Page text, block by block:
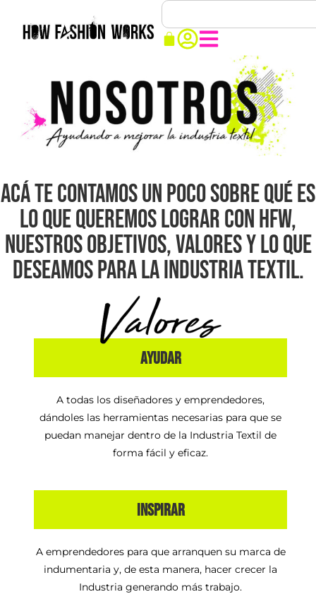
Acá te contamos un poco sobre qué es
lo que queremos lograr con HFW,
nuestros objetivos, valores y lo que
deseamos para la Industria Textil.
AYUDAR
A todas los diseñadores y emprendedores,
dándoles las herramientas necesarias para que se
puedan manejar dentro de la Industria Textil de
forma fácil y eficaz.
INSPIRAR
A emprendedores para que arranquen su marca de
indumentaria y, de esta manera, hacer crecer la
Industria generando más trabajo.